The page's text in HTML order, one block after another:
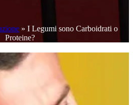
» I Legumi sono Carboidrati o
Proteine?